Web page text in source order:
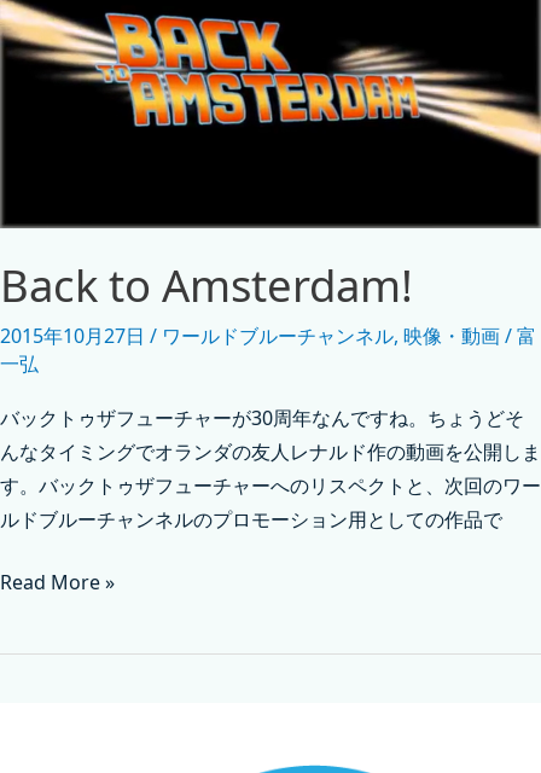
Back to Amsterdam!
2015年10月27日 / ワールドブルーチャンネル, 映像・動画/富
一弘
バックトゥザフューチャーが30周年なんですね。ちょうどそ
んなタイミングでオランダの友人レナルド作の動画を公開しま
す。バックトゥザフューチャーへのリスペクトと、次回のワー
ルドブルーチャンネルのプロモーション用としての作品で
Read More »